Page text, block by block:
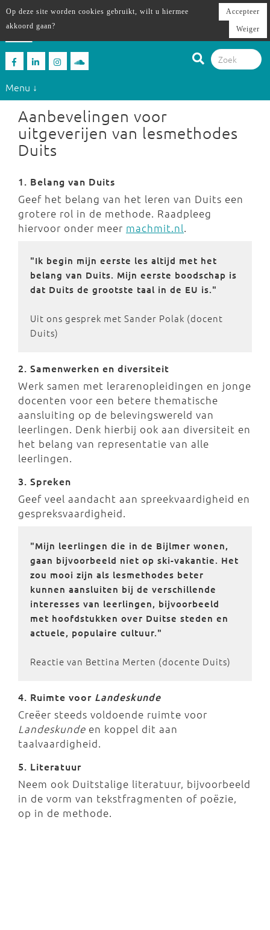
Menu ↓
Aanbevelingen voor
uitgeverijen van lesmethodes
Duits
1. Belang van Duits
Geef het belang van het leren van Duits een
grotere rol in de methode. Raadpleeg
hiervoor onder meer machmit.nl.
"Ik begin mijn eerste les altijd met het
belang van Duits. Mijn eerste boodschap is
dat Duits de grootste taal in de EU is."
Uit ons gesprek met Sander Polak (docent
Duits)
2. Samenwerken en diversiteit
Werk samen met lerarenopleidingen en jonge
docenten voor een betere thematische
aansluiting op de belevingswereld van
leerlingen. Denk hierbij ook aan diversiteit en
het belang van representatie van alle
leerlingen.
3. Spreken
Geef veel aandacht aan spreekvaardigheid en
gespreksvaardigheid.
"Mijn leerlingen die in de Bijlmer wonen,
gaan bijvoorbeeld niet op ski-vakantie. Het
zou mooi zijn als lesmethodes beter
kunnen aansluiten bij de verschillende
interesses van leerlingen, bijvoorbeeld
met hoofdstukken over Duitse steden en
actuele, populaire cultuur."
Reactie van Bettina Merten (docente Duits)
4. Ruimte voor Landeskunde
Creëer steeds voldoende ruimte voor
Landeskunde en koppel dit aan
taalvaardigheid.
5. Literatuur
Neem ook Duitstalige literatuur, bijvoorbeeld
in de vorm van tekstfragmenten of poëzie,
op in de methode.
Op deze site worden cookies gebruikt, wilt u hiermee
akkoord gaan?
Accepteer
Weiger